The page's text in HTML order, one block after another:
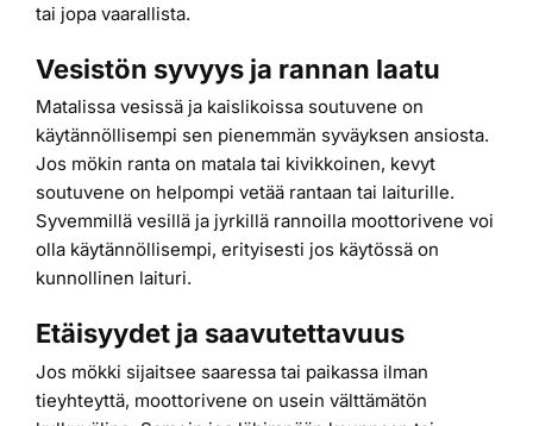
tai jopa vaarallista.
Vesistön syvyys ja rannan laatu
Matalissa vesissä ja kaislikoissa soutuvene on
käytännöllisempi sen pienemmän syväyksen ansiosta.
Jos mökin ranta on matala tai kivikkoinen, kevyt
soutuvene on helpompi vetää rantaan tai laiturille.
Syvemmillä vesillä ja jyrkillä rannoilla moottorivene voi
olla käytännöllisempi, erityisesti jos käytössä on
kunnollinen laituri.
Etäisyydet ja saavutettavuus
Jos mökki sijaitsee saaressa tai paikassa ilman
tieyhteyttä, moottorivene on usein välttämätön